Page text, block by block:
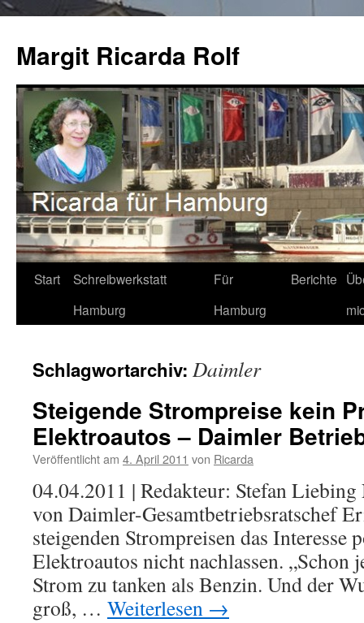
springen
Margit Ricarda Rolf
Start
Schreibwerkstatt
Hamburg
Für
Hamburg
Berichte
Schlagwortarchiv: Daimler
Steigende Strompreise kein
Elektroautos – Daimler
Veröffentlicht am 4. April 2011 von Ricarda
04.04.2011 | Redakteur: Stefan
von Daimler-Gesamtbetriebsratschef
steigenden Strompreisen das Interesse
Elektroautos nicht nachlassen. „Schon
Strom zu tanken als Benzin. Und der
groß, … Weiterlesen →